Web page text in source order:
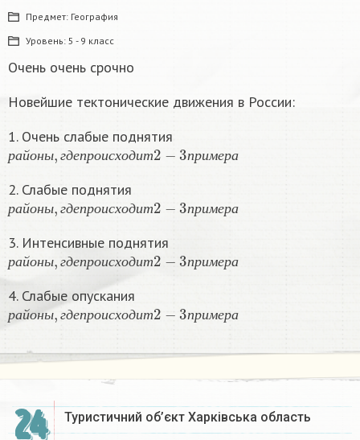
Предмет: География
Уровень: 5 - 9 класс
Очень очень срочно
Новейшие тектонические движения в России:
1. Очень слабые поднятия
р а й о н ы г депр о исх о д ит п р име р а
ра йоны,г депрои сходи т2− 3п
2. Слабые поднятия
р а й о н ы г депр о исх о д ит п р име р а
ра йоны,гдепрои схо т 3п
3. Интенсивные поднятия
р а й о н ы г депр о исх о д ит п р име р а
ра йо ны,гдепро исходит2 3п
4. Слабые опускания
р а й о н ы г депр о исх о д ит п р име р а
ра йоны,гдепроисхо т 3п
24 Туристичний об’єкт Харківська область